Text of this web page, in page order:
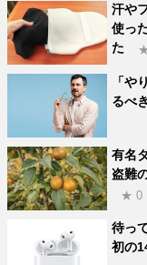
汗や
使っ
た
「や
るべ
有名
盗難
★ 0
待っ
初の